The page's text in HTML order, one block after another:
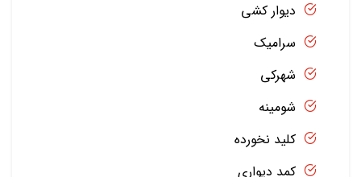
دیوار کشی
سرامیک
شهرکی
شومینه
کلید نخورده
کمد دیواری